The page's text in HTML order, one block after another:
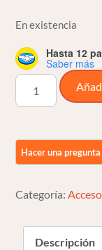
En existencia
Hasta 12
Saber más
Tapon
Para
Davidson
Categoría:
Descripción